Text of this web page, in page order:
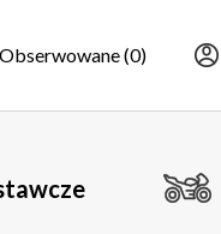
Obserwowane (0)